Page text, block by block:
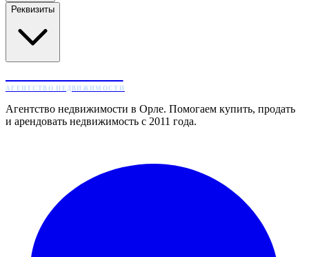
Реквизиты
АГЕНТСТВО НЕДВИЖИМОСТИ
Агентство недвижимости в Орле. Помогаем купить, продать
и арендовать недвижимость с 2011 года.